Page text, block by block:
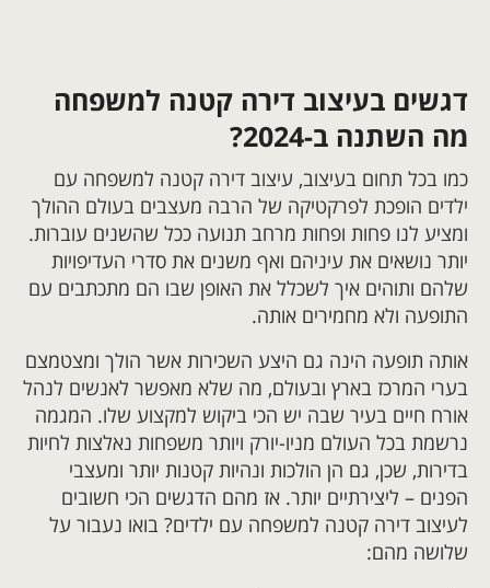
דגשים בעיצוב דירה קטנה למשפחה
מה השתנה ב-2024?
כמו בכל תחום בעיצוב, עיצוב דירה קטנה למשפחה עם
ילדים הופכת לפרקטיקה של הרבה מעצבים בעולם ההולך
ומציע לנו פחות ופחות מרחב תנועה ככל שהשנים עוברות.
יותר נושאים את עיניהם ואף משנים את סדרי העדיפויות
שלהם ותוהים איך לשכלל את האופן שבו הם מתכתבים עם
התופעה ולא מחמירים אותה.
אותה תופעה הינה גם היצע השכירות אשר הולך ומצטמצם
בערי המרכז בארץ ובעולם, מה שלא מאפשר לאנשים לנהל
אורח חיים בעיר שבה יש הכי ביקוש למקצוע שלו. המגמה
נרשמת בכל העולם מניו-יורק ויותר משפחות נאלצות לחיות
בדירות, שכן, גם הן הולכות ונהיות קטנות יותר ומעצבי
הפנים – ליצירתיים יותר. אז מהם הדגשים הכי חשובים
לעיצוב דירה קטנה למשפחה עם ילדים? בואו נעבור על
שלושה מהם: